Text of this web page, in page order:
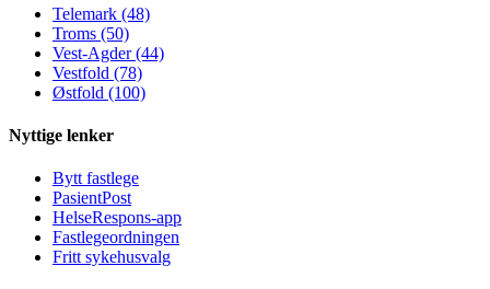
Telemark (48)
Troms (50)
Vest-Agder (44)
Vestfold (78)
Østfold (100)
Nyttige lenker
Bytt fastlege
PasientPost
HelseRespons-app
Fastlegeordningen
Fritt sykehusvalg